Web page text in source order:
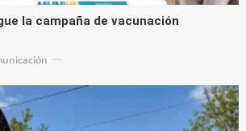
la campaña de vacunación